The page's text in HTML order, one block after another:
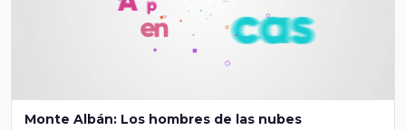
Monte Albán: Los hombres de las nubes